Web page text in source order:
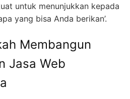
untuk menunjukkan kepada
yang bisa Anda berikan’.
Membangun
Jasa Web